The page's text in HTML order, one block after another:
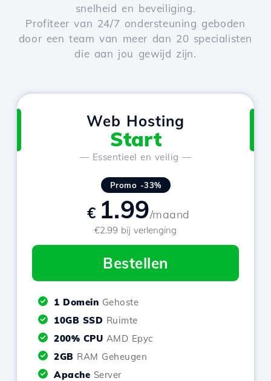
snelheid en beveiliging.
Profiteer van 24/7 ondersteuning geboden
door een team van meer dan 20 specialisten
die aan jou gewijd zijn.
Web Hosting
Start
— Essentieel en veilig —
Promo -33%
€ 1.99/maand
€2.99 bij verlenging
Bestellen
1 Domein Gehoste
10GB SSD Ruimte
200% CPU AMD Epyc
2GB RAM Geheugen
Apache Server